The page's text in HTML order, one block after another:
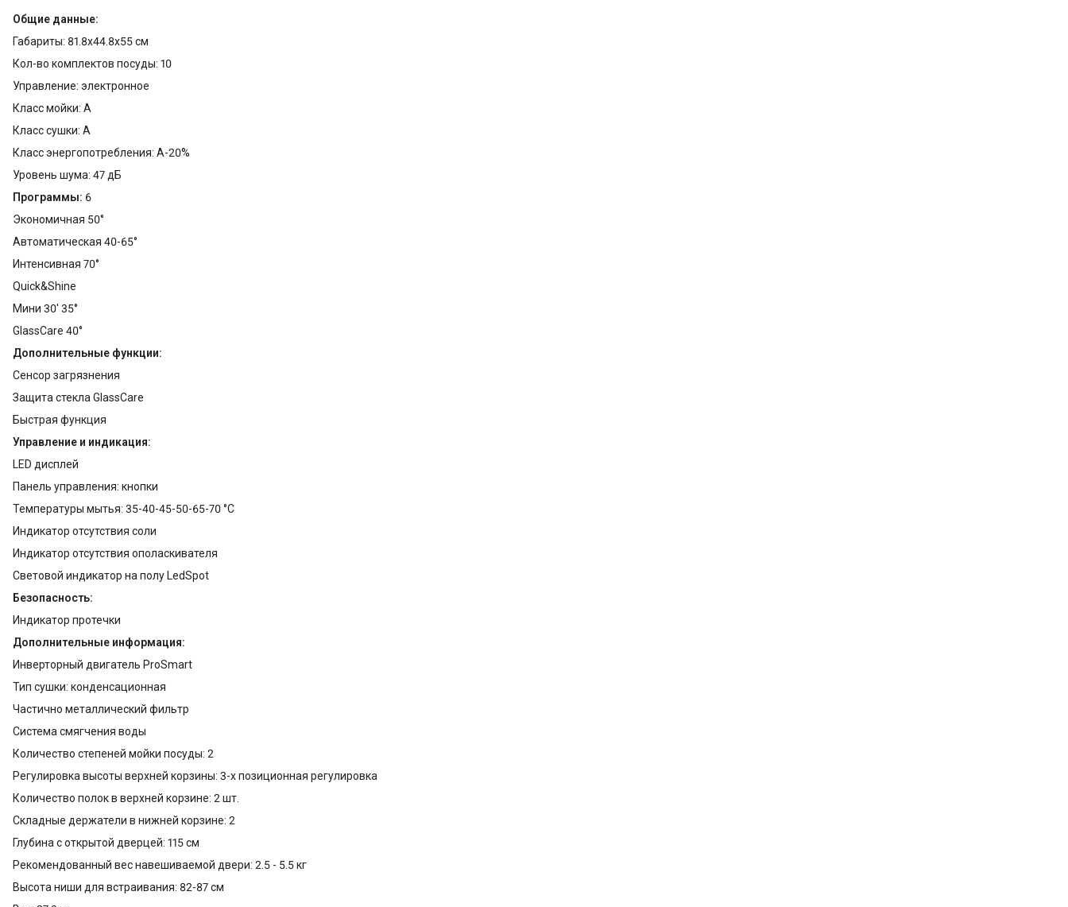
Общие данные:
Габариты: 81.8x44.8x55 см
Кол-во комплектов посуды: 10
Управление: электронное
Класс мойки: A
Класс сушки: A
Класс энергопотребления: A-20%
Уровень шума: 47 дБ
Программы: 6
Экономичная 50°
Автоматическая 40-65°
Интенсивная 70°
Quick&Shine
Мини 30' 35°
GlassCare 40°
Дополнительные функции:
Сенсор загрязнения
Защита стекла GlassCare
Быстрая функция
Управление и индикация:
LЕD дисплей
Панель управления: кнопки
Температуры мытья: 35-40-45-50-65-70 °С
Индикатор отсутствия соли
Индикатор отсутствия ополаскивателя
Световой индикатор на полу LedSpot
Безопасность:
Индикатор протечки
Дополнительные информация:
Инверторный двигатель ProSmart
Тип сушки: конденсационная
Частично металлический фильтр
Система смягчения воды
Количество степеней мойки посуды: 2
Регулировка высоты верхней корзины: 3-х позиционная регулировка
Количество полок в верхней корзине: 2 шт.
Складные держатели в нижней корзине: 2
Глубина с открытой дверцей: 115 см
Рекомендованный вес навешиваемой двери: 2.5 - 5.5 кг
Высота ниши для встраивания: 82-87 см